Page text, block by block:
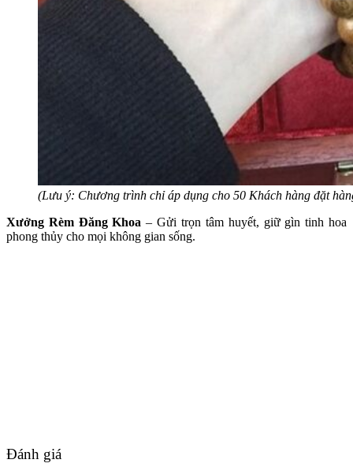
(Lưu ý: Chương trình chỉ áp dụng cho 50 Khách hàng đặt
Xưởng Rèm Đăng Khoa – Gửi trọn tâm huyết, giữ gìn tinh hoa
phong thủy cho mọi không gian sống.
Đánh giá